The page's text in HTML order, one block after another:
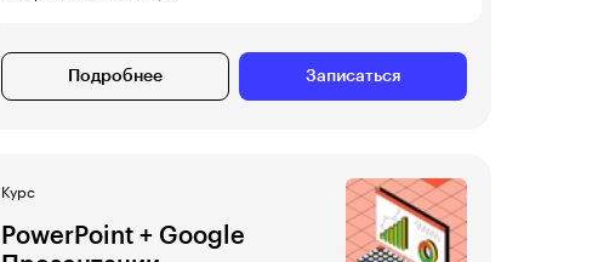
Подробнее Записаться
Курс
PowerPoint + Google